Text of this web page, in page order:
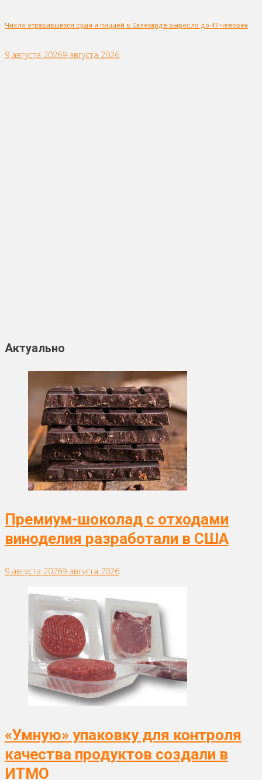
Число отравившихся суши и пиццей в Салехарде выросло до 47 человек
9 августа 20269 августа 2026
Актуально
Премиум-шоколад с отходами
виноделия разработали в США
9 августа 20269 августа 2026
«Умную» упаковку для контроля
качества продуктов создали в
ИТМО